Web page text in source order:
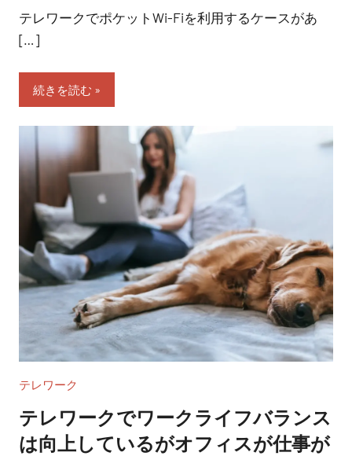
テレワークでポケットWi-Fiを利用するケースがあ
[…]
続きを読む
テレワーク
テレワークでワークライフバランス
は向上しているがオフィスが仕事が